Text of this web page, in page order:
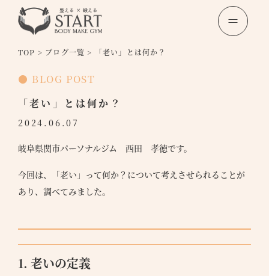
TOP > ブログ一覧 > 「老い」とは何か？
● BLOG POST
「老い」とは何か？
2024.06.07
岐阜県関市パーソナルジム 西田 孝徳です。
今回は、「老い」って何か？について考えさせられることが
あり、調べてみました。
1. 老いの定義